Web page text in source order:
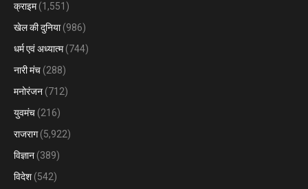
क्राइम(1,551)
खेल की दुनिया(986)
धर्म एवं अध्यात्म(744)
नारी मंच (288)
मनोरंजन (712)
युवमंच (216)
राजराग(5,922)
विज्ञान (389)
विदेश (542)